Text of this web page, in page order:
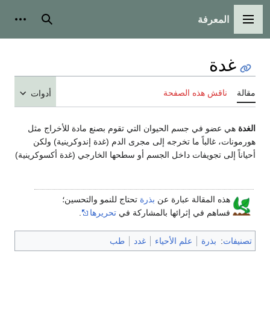
القائمة الرئيسية
المعرفة بحث
غدة
مقالة ناقش هذه الصفحة أدوات
الغدة هي عضو في جسم الحيوان التي تقوم بصنع مادة للأخراج مثل
هورمونات، غالباً ما تخرجه إلى مجرى الدم (غدة إندوكرينية) ولكن
أحياناً إلى تجويفات داخل الجسم أو سطحها الخارجي (غدة أكسوكرينية)
هذه المقالة عبارة عن بذرة تحتاج للنمو والتحسين؛
فساهم في إثرائها بالمشاركة في تحريرها
تصنيفات: بذرة علم الأحياء غدد طب